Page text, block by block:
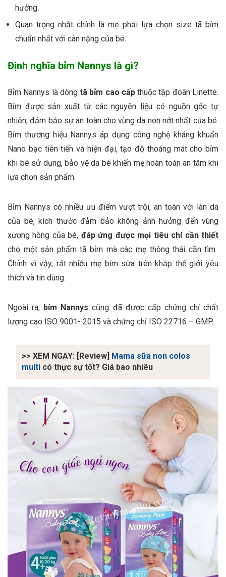
hưởng.
Quan trọng nhất chính là mẹ phải lựa chọn size tã bỉm
chuẩn nhất với cân nặng của bé.
Định nghĩa bỉm Nannys là gì?
Bỉm Nannys là dòngtã bỉm cao cấpthuộc tập đoàn Linette.
Bỉm được sản xuất từ các nguyên liệu có nguồn gốc tự
nhiên, đảm bảo sự an toàn cho vùng da non nớt nhất của bé.
Bỉm thương hiệu Nannys áp dụng công nghệ kháng khuẩn
Nano bạc tiên tiến và hiện đại, tạo độ thoáng mát cho bỉm
khi bé sử dụng, bảo vệ da bé khiến mẹ hoàn toàn an tâm khi
lựa chọn sản phẩm.
Bỉm Nannys có nhiều ưu điểm vượt trội, an toàn với làn da
của bé, kích thước đảm bảo không ảnh hưởng đến vùng
xương hông của bé, đáp ứng được mọi tiêu chí cần thiết
cho một sản phẩm tã bỉm mà các mẹ thông thái cần tìm.
Chính vì vậy, rất nhiều mẹ bỉm sữa trên khắp thế giới yêu
thích và tin dùng.
Ngoài ra, bỉm Nannys cũng đã được cấp chứng chỉ chất
lượng cao ISO 9001- 2015 và chứng chỉ ISO 22716 – GMP.
>> XEM NGAY: [Review]
Mama sữa non colos
multi có thực sự tốt? Giá bao nhiêu